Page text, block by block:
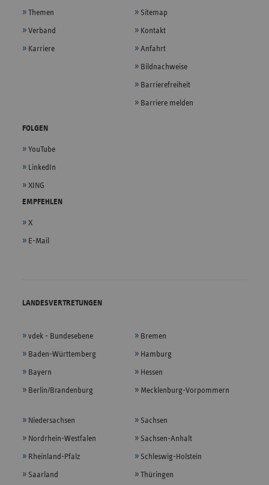
Themen
Verband
Karriere
Sitemap
Kontakt
Anfahrt
Bildnachweise
Barrierefreiheit
Barriere melden
FOLGEN
YouTube
LinkedIn
XING
EMPFEHLEN
X
E-Mail
LANDESVERTRETUNGEN
vdek - Bundesebene
Baden-Württemberg
Bayern
Berlin/Brandenburg
Bremen
Hamburg
Hessen
Mecklenburg-Vorpommern
Niedersachsen
Nordrhein-Westfalen
Rheinland-Pfalz
Saarland
Sachsen
Sachsen-Anhalt
Schleswig-Holstein
Thüringen